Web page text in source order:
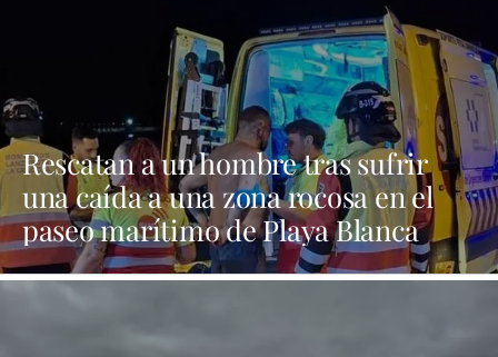
Rescatan a un hombre tras sufrir
una caída a una zona rocosa en el
paseo marítimo de Playa Blanca